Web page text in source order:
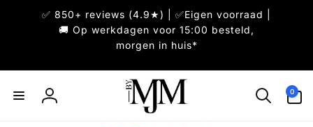
✅ 850+ reviews (4.9★) | ✅Eigen voorraad |
🚚 Op werkdagen voor 15:00 besteld,
morgen in huis*
Inloggen
0
artikelen